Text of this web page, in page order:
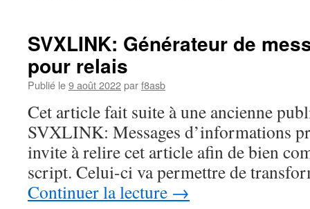
SVXLINK: Générateur de
pour relais
Publié le9 août 2022parf8asb
Cet article fait suite à une ancienne
SVXLINK: Messages d’informations
invite à relire cet article afin de bien
script. Celui-ci va permettre de
Continuer la lecture →